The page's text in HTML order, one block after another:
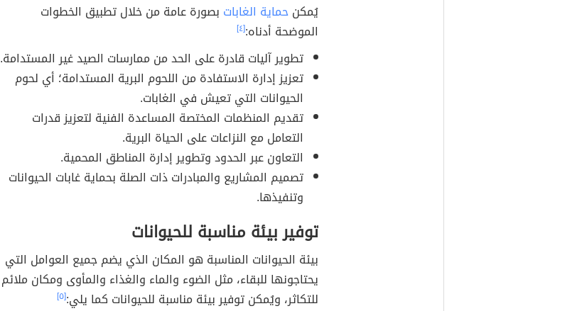
يُمكنحماية الغابات بصورة عامة من خلال تطبيق الخطوات
الموضحة أدناه:[٤]
تطوير آليات قادرة على الحد من ممارسات الصيد غير المستدامة.
تعزيز إدارة الاستفادة من اللحوم البرية المستدامة؛ أي لحوم
الحيوانات التي تعيش في الغابات.
تقديم المنظمات المختصة المساعدة الفنية لتعزيز قدرات
التعامل مع النزاعات على الحياة البرية.
التعاون عبر الحدود وتطوير إدارة المناطق المحمية.
تصميم المشاريع والمبادرات ذات الصلة بحماية غابات الحيوانات
وتنفيذها.
توفير بيئة مناسبة للحيوانات
بيئة الحيوانات المناسبة هو المكان الذي يضم جميع العوامل التي
يحتاجونها للبقاء، مثل الضوء والماء والغذاء والمأوى ومكان ملائم
للتكاثر، ويُمكن توفير بيئة مناسبة للحيوانات كما يلي:[٥]